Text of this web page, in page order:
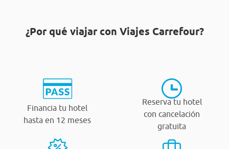
¿Por qué viajar con Viajes Carrefour?
Financia tu hotel
hasta en 12 meses
Reserva tu hotel
con cancelación
gratuita